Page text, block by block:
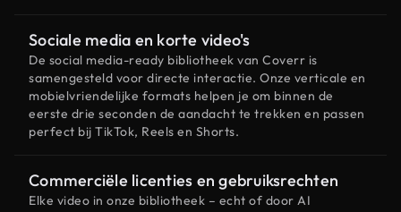
Sociale media en korte video's
De social media-ready bibliotheek van Coverr is
samengesteld voor directe interactie. Onze verticale en
mobielvriendelijke formats helpen je om binnen de
eerste drie seconden de aandacht te trekken en passen
perfect bij TikTok, Reels en Shorts.
Commerciële licenties en gebruiksrechten
Elke video in onze bibliotheek – echt of door AI